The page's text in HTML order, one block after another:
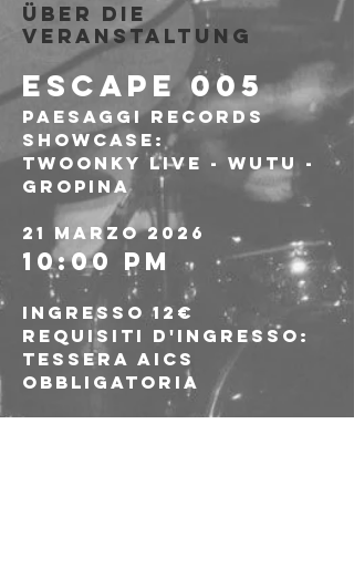
Über die
Veranstaltung
ESCAPE 005
Paesaggi Records
Showcase:
Twoonky live - Wutu -
Gropina
21 Marzo 2026
10:00 PM
Ingresso 12€
Requisiti d'ingresso:
tessera Aics
obbligatoria